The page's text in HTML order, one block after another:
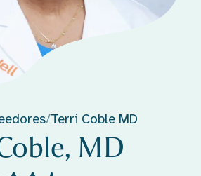
/Terri Coble MD
MD